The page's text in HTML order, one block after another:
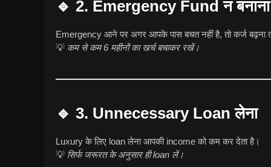
🔹 2. Emergency Fund न बनाना
Emergency आने पर अगर आपके पास बचत नहीं है, तो कर्ज बढ़ना
💡 कम से कम 6 महीनों का खर्च बचाकर रखें।
🔹 3. Unnecessary Loan लेना
Luxury के लिए loan लेना आपकी income को कम कर देता है।
💡 सिर्फ जरूरत के अनुसार ही loan लें।